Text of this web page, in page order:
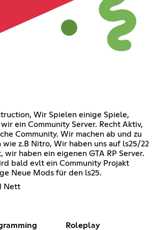
Wir Spielen einige Spiele,
ein Community Server. Recht Aktiv,
Community. Wir machen ab und zu
wie z.B Nitro, Wir haben uns auf ls25/22
wir haben ein eigenen GTA RP Server.
bald evlt ein Community Projakt
Neue Mods für den ls25.
Nett
Roleplay